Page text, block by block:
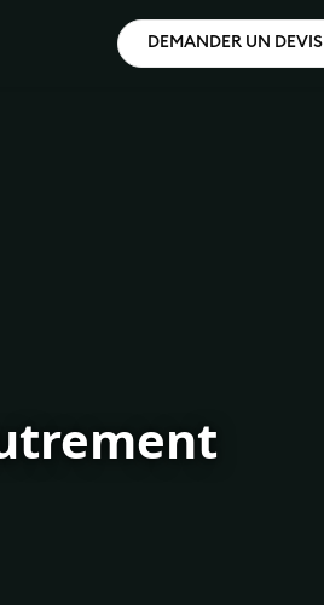
DEMANDER UN DEVIS